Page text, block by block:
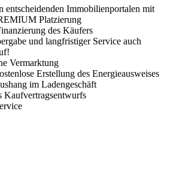
entscheidenden Immobilienportalen mit
Platzierung
des Käufers
und langfristiger Service auch
Vermarktung
Erstellung des Energieausweises
im Ladengeschäft
Kaufvertragsentwurfs